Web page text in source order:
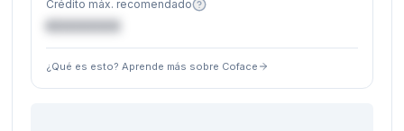
Crédito máx. recomendado
€XXXXXX
¿Qué es esto? Aprende más sobre Coface